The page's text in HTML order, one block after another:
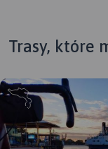
Trasy, które